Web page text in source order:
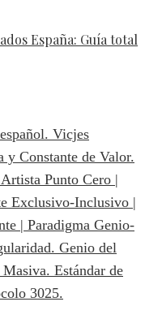
España: Guía total